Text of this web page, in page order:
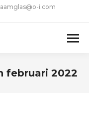
i.com
februari 2022